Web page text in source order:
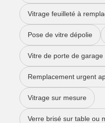
Vitrage feuilleté à
Pose de vitre dépolie
Vitre de porte de garage
Remplacement urgent
Vitrage sur mesure
Verre brisé sur table ou